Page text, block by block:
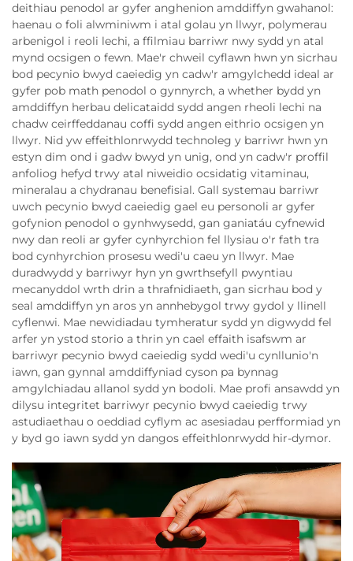
deithiau penodol ar gyfer anghenion amddiffyn gwahanol:
haenau o foli alwminiwm i atal golau yn llwyr, polymerau
arbenigol i reoli lechi, a ffilmiau barriwr nwy sydd yn atal
mynd ocsigen o fewn. Mae'r chweil cyflawn hwn yn sicrhau
bod pecynio bwyd caeiedig yn cadw'r amgylchedd ideal ar
gyfer pob math penodol o gynnyrch, a whether bydd yn
amddiffyn herbau delicataidd sydd angen rheoli lechi na
chadw ceirffeddanau coffi sydd angen eithrio ocsigen yn
llwyr. Nid yw effeithlonrwydd technoleg y barriwr hwn yn
estyn dim ond i gadw bwyd yn unig, ond yn cadw'r proffil
anfoliog hefyd trwy atal niweidio ocsidatig vitaminau,
mineralau a chydranau benefisial. Gall systemau barriwr
uwch pecynio bwyd caeiedig gael eu personoli ar gyfer
gofynion penodol o gynhwysedd, gan ganiatáu cyfnewid
nwy dan reoli ar gyfer cynhyrchion fel llysiau o'r fath tra
bod cynhyrchion prosesu wedi'u caeu yn llwyr. Mae
duradwydd y barriwyr hyn yn gwrthsefyll pwyntiau
mecanyddol wrth drin a thrafnidiaeth, gan sicrhau bod y
seal amddiffyn yn aros yn annhebygol trwy gydol y llinell
cyflenwi. Mae newidiadau tymheratur sydd yn digwydd fel
arfer yn ystod storio a thrin yn cael effaith isafswm ar
barriwyr pecynio bwyd caeiedig sydd wedi'u cynllunio'n
iawn, gan gynnal amddiffyniad cyson pa bynnag
amgylchiadau allanol sydd yn bodoli. Mae profi ansawdd yn
dilysu integritet barriwyr pecynio bwyd caeiedig trwy
astudiaethau o oeddiad cyflym ac asesiadau perfformiad yn
y byd go iawn sydd yn dangos effeithlonrwydd hir-dymor.